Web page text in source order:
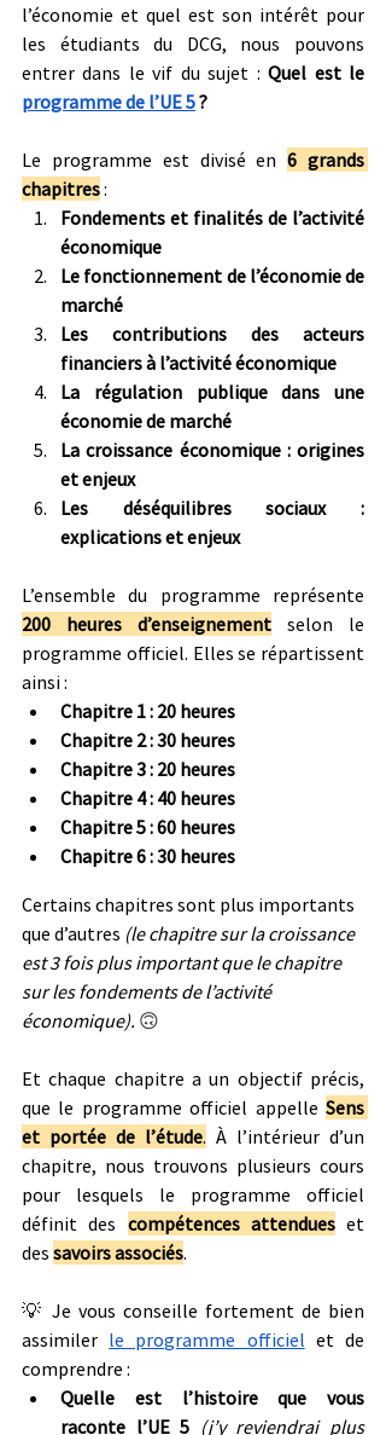
l’économie et quel est son intérêt pour
les étudiants du DCG, nous pouvons
entrer dans le vif du sujet :
programme de l’UE 5 ?
Le programme est divisé en 6 grands
chapitres :
Fondements et finalités de l’activité
économique
Le fonctionnement de l’économie de
marché
Les contributions des acteurs
financiers à l’activité économique
La régulation publique dans une
économie de marché
La croissance économique : origines
et enjeux
Les déséquilibres sociaux :
explications et enjeux
200 heures d’enseignement selon le
programme officiel. Elles se répartissent
ainsi :
Chapitre 1 : 20 heures
Chapitre 2 : 30 heures
Chapitre 3 : 20 heures
Chapitre 4 : 40 heures
Chapitre 5 : 60 heures
Chapitre 6 : 30 heures
Certains chapitres sont plus importants
que d’autres (le chapitre sur la croissance
est 3 fois plus important que le chapitre
sur les fondements de l’activité
économique). 🙃
Et chaque chapitre a un objectif précis,
que le programme officiel appelle Sens
et portée de l’étude. À l’intérieur d’un
chapitre, nous trouvons plusieurs cours
pour lesquels le programme officiel
définit des compétences attendues et
des savoirs associés.
💡 Je vous conseille fortement de bien
assimiler le programme officiel et de
comprendre :
Quelle est l’histoire que vous
raconte l’UE 5 (j’y reviendrai plus